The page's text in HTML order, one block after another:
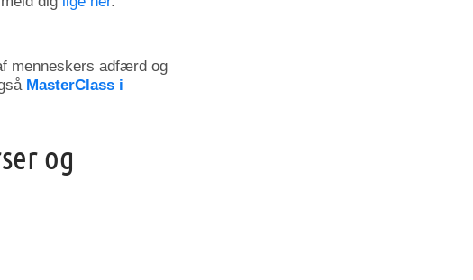
menneskers adfærd og
MasterClass i
og